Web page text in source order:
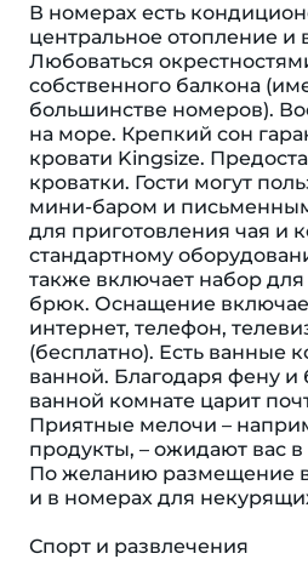
В номерах есть
центральное отопление и
Любоваться
собственного балкона
большинстве номеров).
на море. Крепкий сон
кровати Kingsize.
кроватки. Гости могут
мини-баром и
для приготовления чая и
стандартному
также включает набор
брюк. Оснащение
интернет, телефон,
(бесплатно). Есть ванные
ванной. Благодаря фену и
ванной комнате царит
Приятные мелочи –
продукты, – ожидают вас
По желанию размещение
и в номерах для
Спорт и развлечения